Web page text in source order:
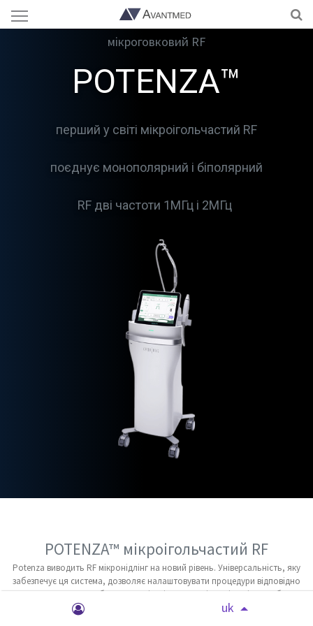
uk
мікроговковий RF
POTENZA™
перший у світі мікроігольчастий RF
поєднує монополярний і біполярний
RF дві частоти 1МГц і 2МГц
POTENZA™ мікроігольчастий RF
Potenza виводить RF мікронідлінг на новий рівень. Універсальність, яку
забезпечує ця система, дозволяє налаштовувати процедури відповідно
до конкретних потреб ваших пацієнтів — для всіх типів шкіри, на будь-
якій ділянці тіла, у будь-яку пору року.